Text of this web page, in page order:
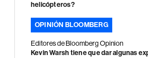
helicópteros?
OPINIÓN BLOOMBERG
Editores de Bloomberg Opinion
Kevin Warsh tiene que dar algunas